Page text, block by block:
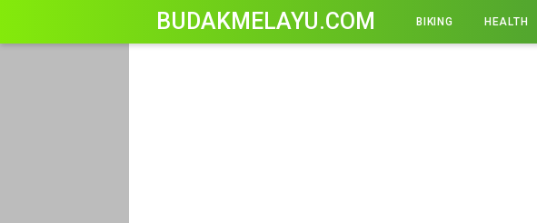
BUDAKMELAYU.COM BIKING HEALTH